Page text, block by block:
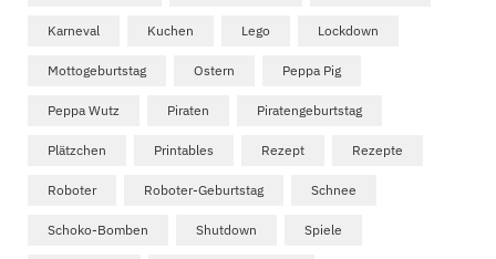
Karneval Kuchen Lego Lockdown
Mottogeburtstag Ostern Peppa Pig
Peppa Wutz Piraten Piratengeburtstag
Plätzchen Printables Rezept Rezepte
Roboter Roboter-Geburtstag Schnee
Schoko-Bomben Shutdown Spiele